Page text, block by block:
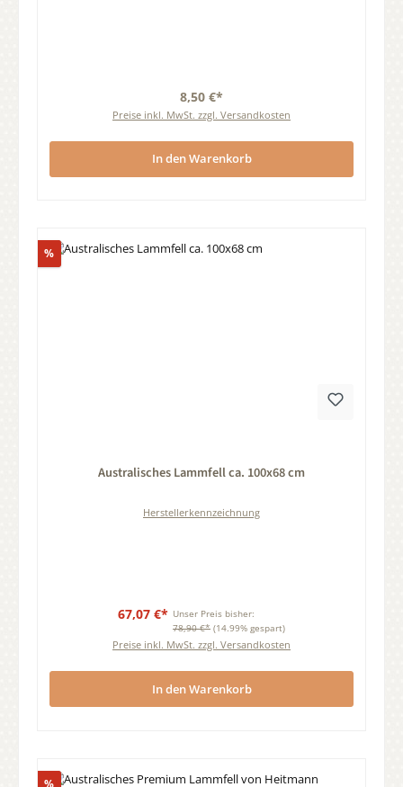
8,50 €*
Preise inkl. MwSt. zzgl. Versandkosten
In den Warenkorb
%Rabatt
Australisches Lammfell ca. 100x68 cm
Herstellerkennzeichnung
67,07 €* Unser Preis bisher:
78,90 €* (14.99% gespart)
Preise inkl. MwSt. zzgl. Versandkosten
In den Warenkorb
%Rabatt